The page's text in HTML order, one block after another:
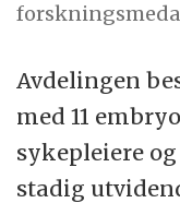
Avdelingen
med 11
sykepleiere
stadig